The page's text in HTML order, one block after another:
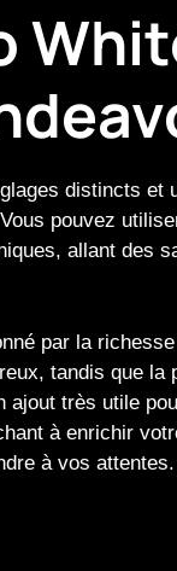
distincts et
pouvez
allant des
par la
tandis que la
ajout très utile
à enrichir
à vos attentes.